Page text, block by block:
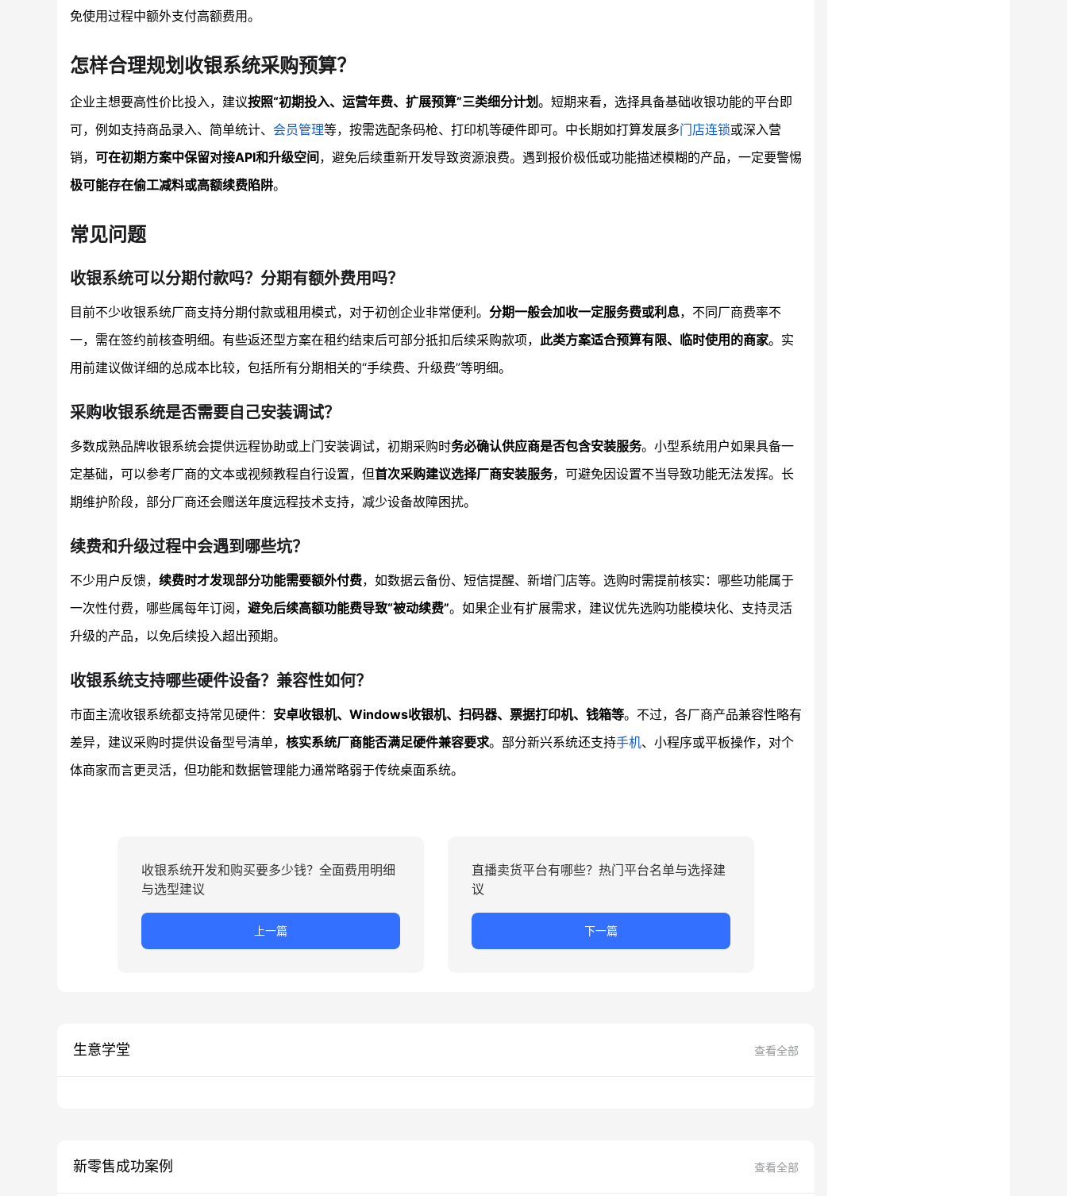
免使用过程中额外支付高额费用。
怎样合理规划收银系统采购预算？
企业主想要高性价比投入，建议按照“初期投入、运营年费、扩展预算”三类细分计划。短期来看，选择具备基础收银功能的平台即
可，例如支持商品录入、简单统计、 会员管理等，按需选配条码枪、打印机等硬件即可。中长期如打算发展多门店连锁或深入营
销， 可在初期方案中保留对接API和升级空间 ，避免后续重新开发导致资源浪费。遇到报价极低或功能描述模糊的产品，一定要警惕
极可能存在偷工减料或高额续费陷阱。
常见问题
收银系统可以分期付款吗？分期有额外费用吗？
目前不少收银系统厂商支持分期付款或租用模式，对于初创企业非常便利。 分期一般会加收一定服务费或利息，不同厂商费率不
一，需在签约前核查明细。有些返还型方案在租约结束后可部分抵扣后续采购款项， 此类方案适合预算有限、临时使用的商家。实
用前建议做详细的总成本比较，包括所有分期相关的“手续费、升级费”等明细。
采购收银系统是否需要自己安装调试？
多数成熟品牌收银系统会提供远程协助或上门安装调试，初期采购时务必确认供应商是否包含安装服务。小型系统用户如果具备一
定基础，可以参考厂商的文本或视频教程自行设置，但首次采购建议选择厂商安装服务，可避免因设置不当导致功能无法发挥。长
期维护阶段，部分厂商还会赠送年度远程技术支持，减少设备故障困扰。
续费和升级过程中会遇到哪些坑？
不少用户反馈， 续费时才发现部分功能需要额外付费，如数据云备份、短信提醒、新增门店等。选购时需提前核实：哪些功能属于
一次性付费，哪些属每年订阅， 避免后续高额功能费导致“被动续费”。如果企业有扩展需求，建议优先选购功能模块化、支持灵活
升级的产品，以免后续投入超出预期。
收银系统支持哪些硬件设备？兼容性如何？
市面主流收银系统都支持常见硬件： 安卓收银机、Windows收银机、扫码器、票据打印机、钱箱等。不过，各厂商产品兼容性略有
差异，建议采购时提供设备型号清单， 核实系统厂商能否满足硬件兼容要求。部分新兴系统还支持手机、小程序或平板操作，对个
体商家而言更灵活，但功能和数据管理能力通常略弱于传统桌面系统。
收银系统开发和购买要多少钱？全面费用明细
与选型建议
上一篇
直播卖货平台有哪些？热门平台名单与选择建
议
下一篇
生意学堂 查看全部
新零售成功案例 查看全部